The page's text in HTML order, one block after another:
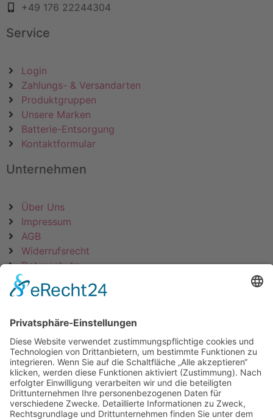
+49 176 22244304
Service
Login
Zahlungs- & Versandarten
Produktgruppen
Unsere Marken
Batterie-Entsorgung
Kontaktformular
Unternehmen
Über Uns
Impressum
AGB
Widerrufsrecht
Datenschutz
KATEGORIEN